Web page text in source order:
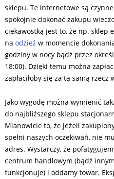
sklepu. Te internetowe są
spokojnie dokonać zakupu
ciekawostką jest to, że np. sklep
na odzież w momencie
godziny w nocy bądź przez
18:00). Dzięki temu można
zapłaciłoby się za tą samą
Jako wygodę można wymienić
do najbliższego sklepu
Mianowicie to, że jeżeli
spełni naszych oczekiwań, nie
adres. Wystarczy, że
centrum handlowym (bądź
funkcjonuje) i oddamy towar.